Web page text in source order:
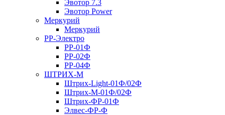
Эвотор 7.3
Эвотор Power
Меркурий
Меркурий
РР-Электро
РР-01Ф
РР-02Ф
РР-04Ф
ШТРИХ-М
Штрих-Light-01Ф/02Ф
Штрих-М-01Ф/02Ф
Штрих-ФР-01Ф
Элвес-ФР-Ф